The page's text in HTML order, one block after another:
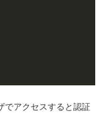
でアクセスすると認証